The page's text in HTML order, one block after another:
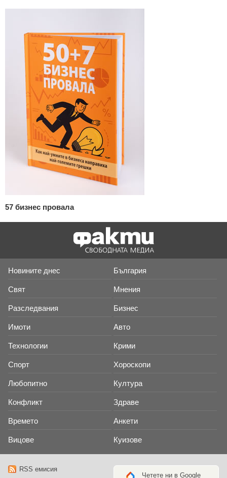
57 бизнес провала
Новините днес България
Свят Мнения
Разследвания Бизнес
Имоти Авто
Технологии Крими
Спорт Хороскопи
Любопитно Култура
Конфликт Здраве
Времето Анкети
Вицове Куизове
RSS емисия
Четете ни в Google